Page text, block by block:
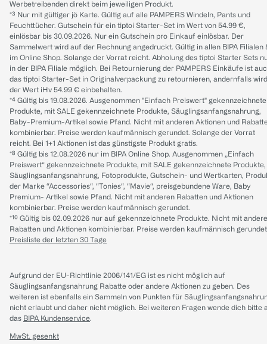
Werbetreibenden direkt beim jeweiligen Produkt.
*³ Nur mit gültiger jö Karte. Gültig auf alle PAMPERS Windeln, Pants und
Feuchttücher. Gutschein für ein tiptoi Starter-Set im Wert von 54.99 €,
einlösbar bis 30.09.2026. Nur ein Gutschein pro Einkauf einlösbar. Der
Sammelwert wird auf der Rechnung angedruckt. Gültig in allen BIPA Filialen
im Online Shop. Solange der Vorrat reicht. Abholung des tiptoi Starter Sets
in der BIPA Filiale möglich. Bei Retournierung der PAMPERS Einkäufe ist
das tiptoi Starter-Set in Originalverpackung zu retournieren, andernfalls wird
der Wert iHv 54.99 € einbehalten.
*⁴ Gültig bis 19.08.2026. Ausgenommen "Einfach Preiswert" gekennzeichnete
Produkte, mit SALE gekennzeichnete Produkte, Säuglingsanfangsnahrung,
Baby-Premium-Artikel sowie Pfand. Nicht mit anderen Aktionen und
kombinierbar. Preise werden kaufmännisch gerundet. Solange der Vorrat
reicht. Bei 1+1 Aktionen ist das günstigste Produkt gratis.
*⁸ Gültig bis 12.08.2026 nur im BIPA Online Shop. Ausgenommen „Einfach
Preiswert“ gekennzeichnete Produkte, mit SALE gekennzeichnete Produkte,
Säuglingsanfangsnahrung, Fotoprodukte, Gutschein- und Wertkarten,
der Marke “Accessories“, “Tonies“, “Mavie“, preisgebundene Ware, Baby
Premium- Artikel sowie Pfand. Nicht mit anderen Rabatten und Aktionen
kombinierbar. Preise werden kaufmännisch gerundet.
*¹⁰ Gültig bis 02.09.2026 nur auf gekennzeichnete Produkte. Nicht mit
Rabatten und Aktionen kombinierbar. Preise werden kaufmännisch
Preisliste der letzten 30 Tage
Aufgrund der EU-Richtlinie 2006/141/EG ist es nicht möglich auf
Säuglingsanfangsnahrung Rabatte oder andere Aktionen zu geben. Des
weiteren ist ebenfalls ein Sammeln von Punkten für
nicht erlaubt und daher nicht möglich. Bei weiteren Fragen wende dich bitte
das BIPA Kundenservice.
MwSt. gesenkt